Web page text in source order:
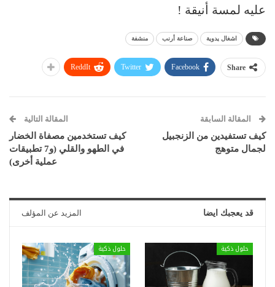
عليه لمسة أنيقة !
اشغال يدوية صناعة أرنب منشفة
Share
Facebook
Twitter
ReddIt
المقالة السابقة
كيف تستفيدين من الزنجبيل
لجمال متوهج
المقالة التالية
كيف تستخدمين مصفاة الخضار
في الطهو والقلي (و7 تطبيقات
عملية أخرى)
قد يعجبك ايضا المزيد عن المؤلف
حلول ذكية حلول ذكية